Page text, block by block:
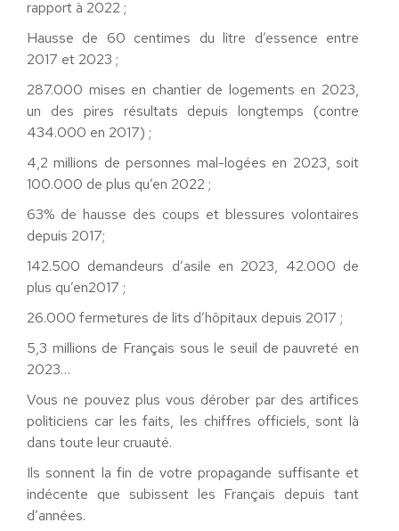
rapport à 2022 ;
Hausse de 60 centimes dulitre d’essence entre
2017 et 2023 ;
287.000 mises en chantier de logements en 2023,
un des pires résultats depuis longtemps (contre
434.000 en 2017) ;
4,2 millions de personnes mal-logées en 2023, soit
100.000 de plus qu’en 2022 ;
63% de hausse des coups et blessures volontaires
depuis 2017;
142.500 demandeurs d’asile en 2023, 42.000 de
plus qu’en2017 ;
26.000 fermetures de lits d’hôpitaux depuis 2017 ;
5,3 millions de Français sous le seuil de pauvreté en
2023…
Vous ne pouvez plus vous dérober par des artifices
politiciens car les faits, les chiffres officiels, sont là
dans toute leur cruauté.
Ils sonnent la fin de votre propagande suffisante et
indécente que subissent les Français depuis tant
d’années.